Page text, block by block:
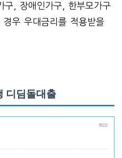
구, 장애인가구, 한부모가구
우 우대금리를 적용받을
디딤돌대출